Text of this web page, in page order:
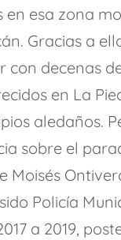
en esa zona
Gracias a
con decenas
en La
aledaños.
sobre el
Moisés
Policía
a 2019,